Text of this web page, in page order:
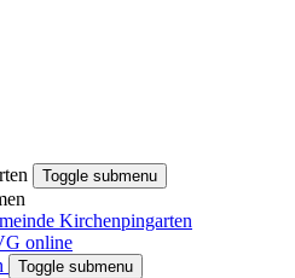
Toggle submenu
Kirchenpingarten
online
Toggle submenu